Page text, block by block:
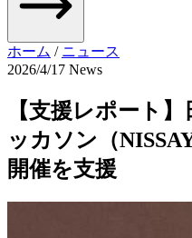
ホーム / ニュース
2026/4/17 News
【支援レポート
ッカソン（
開催を支援